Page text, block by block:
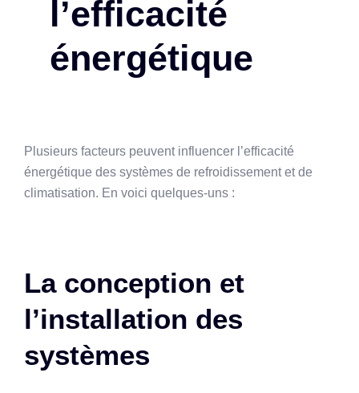
l’efficacité
énergétique
Plusieurs facteurs peuvent influencer l’efficacité
énergétique des systèmes de refroidissement et de
climatisation. En voici quelques-uns :
La conception et
l’installation des
systèmes